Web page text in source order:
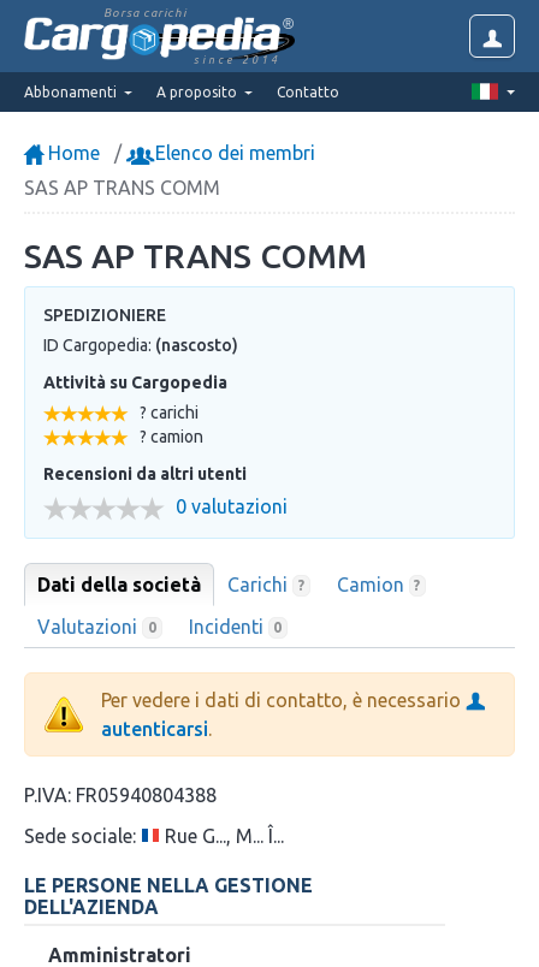
Borsa carichi
since 2014
Abbonamenti A proposito Contatto
Home
Elenco dei membri
SAS AP TRANS COMM
SAS AP TRANS COMM
SPEDIZIONIERE
ID Cargopedia: (nascosto)
Attività su Cargopedia
? carichi
? camion
Recensioni da altri utenti
0 valutazioni
Dati della società Carichi ? Camion ?
Valutazioni 0 Incidenti 0
Per vedere i dati di contatto, è necessario
autenticarsi
P.IVA: FR05940804388
Sede sociale:
Rue G..., M... Î...
LE PERSONE NELLA GESTIONE
DELL'AZIENDA
Amministratori